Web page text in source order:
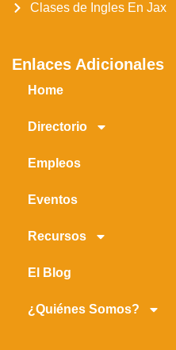
Clases de Ingles En Jax
Enlaces Adicionales
Home
Directorio
Empleos
Eventos
Recursos
El Blog
¿Quiénes Somos?